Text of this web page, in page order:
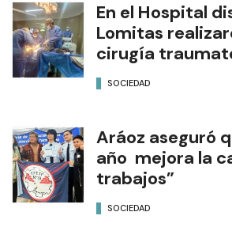
En el Hospital
Lomitas
cirugía
SOCIEDAD
Aráoz aseguró
año mejora la
trabajos”
SOCIEDAD